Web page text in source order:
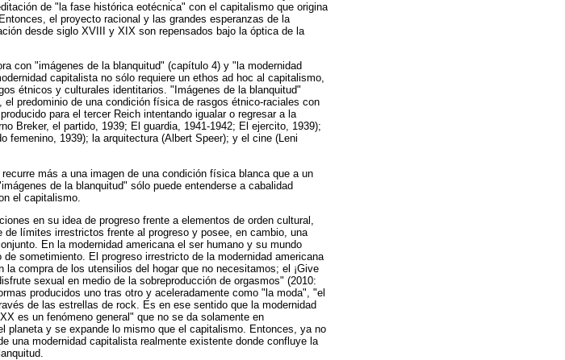
de "la fase histórica eotécnica" con el capitalismo que origina
el proyecto racional y las grandes esperanzas de la
desde siglo XVIII y XIX son repensados bajo la óptica de la
con "imágenes de la blanquitud" (capítulo 4) y "la modernidad
capitalista no sólo requiere un ethos ad hoc al capitalismo,
étnicos y culturales identitarios. "Imágenes de la blanquitud"
predominio de una condición física de rasgos étnico-raciales con
para el tercer Reich intentando igualar o regresar a la
Breker, el partido, 1939; El guardia, 1941-1942; El ejercito, 1939);
femenino, 1939); la arquitectura (Albert Speer); y el cine (Leni
más a una imagen de una condición física blanca que a un
de la blanquitud" sólo puede entenderse a cabalidad
el capitalismo.
en su idea de progreso frente a elementos de orden cultural,
límites irrestrictos frente al progreso y posee, en cambio, una
En la modernidad americana el ser humano y su mundo
sometimiento. El progreso irrestricto de la modernidad americana
compra de los utensilios del hogar que no necesitamos; el ¡Give
sexual en medio de la sobreproducción de orgasmos" (2010:
producidos uno tras otro y aceleradamente como "la moda", "el
de las estrellas de rock. Es en ese sentido que la modernidad
es un fenómeno general" que no se da solamente en
planeta y se expande lo mismo que el capitalismo. Entonces, ya no
una modernidad capitalista realmente existente donde confluye la